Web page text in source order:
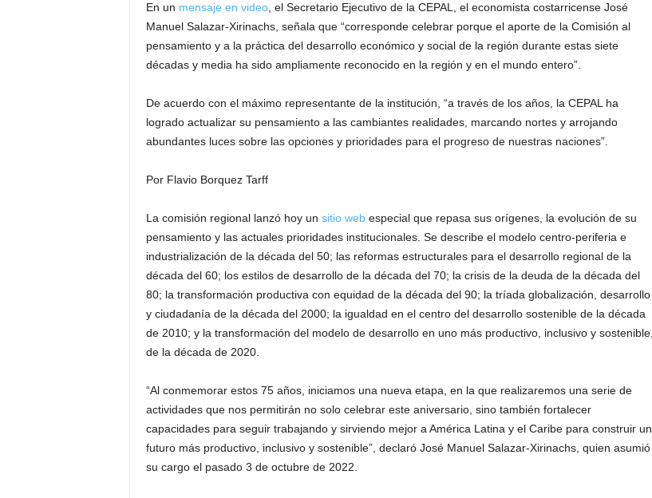
En un mensaje en video, el Secretario Ejecutivo de la CEPAL, el economista costarricense José
Manuel Salazar-Xirinachs, señala que “corresponde celebrar porque el aporte de la Comisión al
pensamiento y a la práctica del desarrollo económico y social de la región durante estas siete
décadas y media ha sido ampliamente reconocido en la región y en el mundo entero”.
De acuerdo con el máximo representante de la institución, “a través de los años, la CEPAL ha
logrado actualizar su pensamiento a las cambiantes realidades, marcando nortes y arrojando
abundantes luces sobre las opciones y prioridades para el progreso de nuestras naciones”.
Por Flavio Borquez Tarff
La comisión regional lanzó hoy un sitio webespecial que repasa sus orígenes, la evolución de su
pensamiento y las actuales prioridades institucionales. Se describe el modelo centro-periferia e
industrialización de la década del 50; las reformas estructurales para el desarrollo regional de la
década del 60; los estilos de desarrollo de la década del 70; la crisis de la deuda de la década del
80; la transformación productiva con equidad de la década del 90; la tríada globalización, desarrollo
y ciudadanía de la década del 2000; la igualdad en el centro del desarrollo sostenible de la década
de 2010; y la transformación del modelo de desarrollo en uno más productivo, inclusivo y sostenible,
de la década de 2020.
“Al conmemorar estos 75 años, iniciamos una nueva etapa, en la que realizaremos una serie de
actividades que nos permitirán no solo celebrar este aniversario, sino también fortalecer
capacidades para seguir trabajando y sirviendo mejor a América Latina y el Caribe para construir un
futuro más productivo, inclusivo y sostenible”, declaró José Manuel Salazar-Xirinachs, quien asumió
su cargo el pasado 3 de octubre de 2022.